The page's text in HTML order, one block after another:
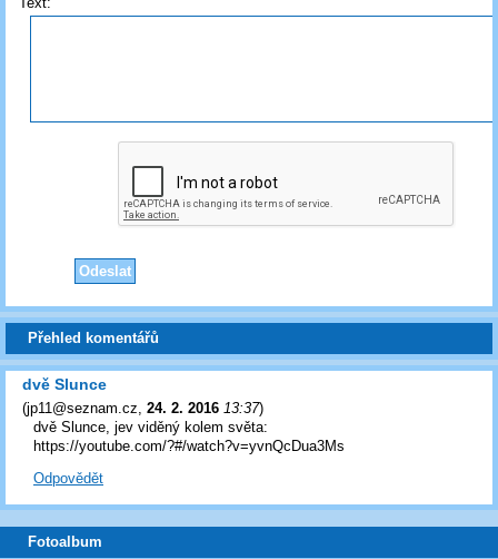
Přehled komentářů
dvě Slunce
(jp11@seznam.cz 24. 2. 2016 13:37)
dvě Slunce, jev viděný kolem světa:
https://youtube.com/?#/watch?v=yvnQcDua3Ms
Odpovědět
Fotoalbum